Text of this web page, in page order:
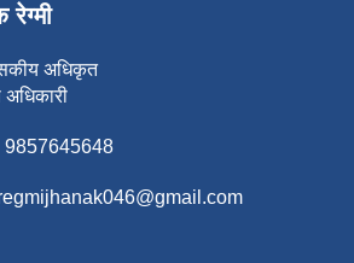
अधिकृत
9857645648